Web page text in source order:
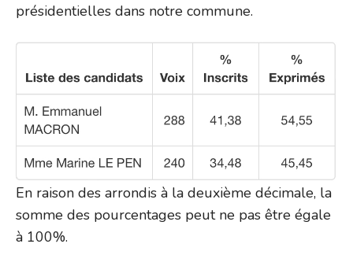
présidentielles dans notre commune.
En raison des arrondis à la deuxième décimale, la
somme des pourcentages peut ne pas être égale
à 100%.